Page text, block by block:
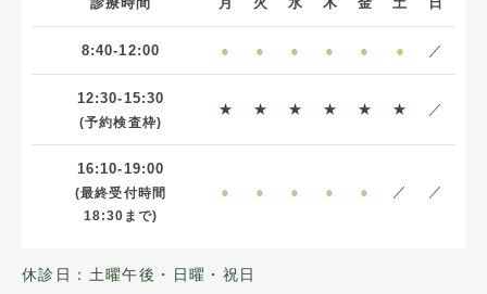
8:40-12:00 ● ● ● ● ● ● ／
12:30-15:30
(予約検査枠)
★ ★ ★ ★ ★ ★ ／
16:10-19:00
(最終受付時間
18:30まで)
● ● ● ● ● ／ ／
休診日：土曜午後・日曜・祝日